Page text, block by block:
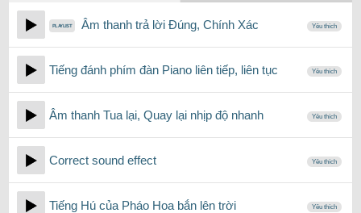
Âm thanh trả lời Đúng, Chính Xác Yêu thích
Tiếng đánh phím đàn Piano liên tiếp, liên tục Yêu thích
Âm thanh Tua lại, Quay lại nhịp độ nhanh Yêu thích
Correct sound effect Yêu thích
Tiếng Hú của Pháo Hoa bắn lên trời Yêu thích